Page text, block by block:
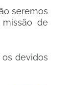
seremos
de
devidos